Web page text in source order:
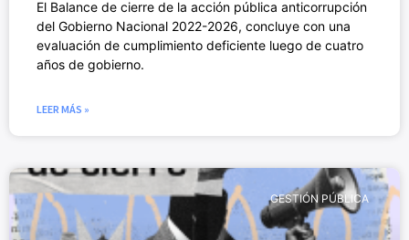
El Balance de cierre de la acción pública anticorrupción
del Gobierno Nacional 2022-2026, concluye con una
evaluación de cumplimiento deficiente luego de cuatro
años de gobierno.
LEER MÁS »
GESTIÓN PÚBLICA